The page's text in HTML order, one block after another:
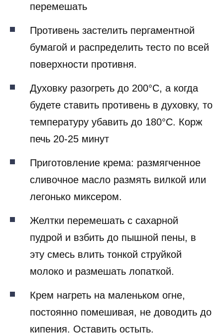
перемешать
Противень застелить пергаментной
бумагой и распределить тесто по всей
поверхности противня.
Духовку разогреть до 200°С, а когда
будете ставить противень в духовку, то
температуру убавить до 180°С. Корж
печь 20-25 минут
Приготовление крема: размягченное
сливочное масло размять вилкой или
легонько миксером.
Желтки перемешать с сахарной
пудрой и взбить до пышной пены, в
эту смесь влить тонкой струйкой
молоко и размешать лопаткой.
Крем нагреть на маленьком огне,
постоянно помешивая, не доводить до
кипения. Оставить остыть.